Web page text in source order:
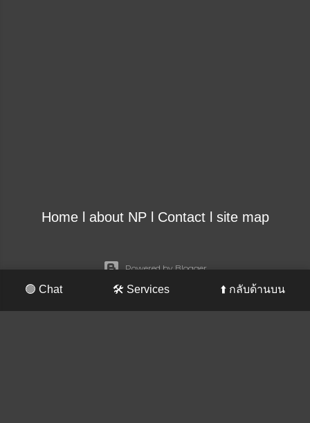
Homel about NPl Contactl site map
Powered by Blogger
🟢 Chat 🛠️ Services ⬆️ กลับด้านบน